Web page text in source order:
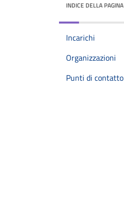
INDICE DELLA PAGINA
Incarichi
Organizzazioni
Punti di contatto